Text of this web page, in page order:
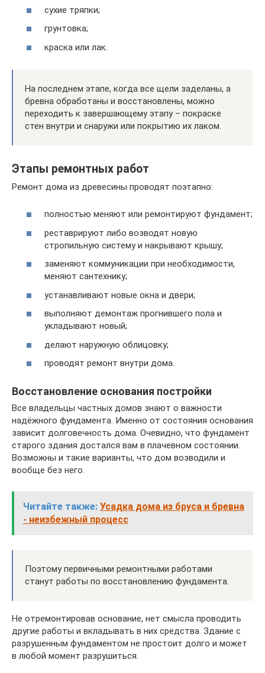
сухие тряпки;
грунтовка;
краска или лак.
На последнем этапе, когда все щели заделаны, а
бревна обработаны и восстановлены, можно
переходить к завершающему этапу – покраске
стен внутри и снаружи или покрытию их лаком.
Этапы ремонтных работ
Ремонт дома из древесины проводят поэтапно:
полностью меняют или ремонтируют фундамент;
реставрируют либо возводят новую
стропильную систему и накрывают крышу;
заменяют коммуникации при необходимости,
меняют сантехнику;
устанавливают новые окна и двери;
выполняют демонтаж прогнившего пола и
укладывают новый;
делают наружную облицовку;
проводят ремонт внутри дома.
Восстановление основания постройки
Все владельцы частных домов знают о важности
надёжного фундамента. Именно от состояния основания
зависит долговечность дома. Очевидно, что фундамент
старого здания достался вам в плачевном состоянии.
Возможны и такие варианты, что дом возводили и
вообще без него.
Читайте также: Усадка дома из бруса и бревна
- неизбежный процесс
Поэтому первичными ремонтными работами
станут работы по восстановлению фундамента.
Не отремонтировав основание, нет смысла проводить
другие работы и вкладывать в них средства. Здание с
разрушенным фундаментом не простоит долго и может
в любой момент разрушиться.